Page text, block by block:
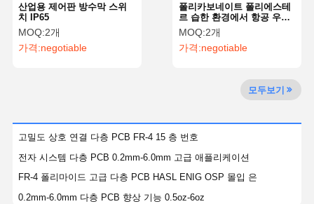
공장 투어 저희와 연락 뉴스
인용 을 요청
폴리카보네이트 폴리에스테
르 습한 환경에서 항공 우주
장비용 사용자 지정 망막 스
위치
MOQ:2개
가격:negotiable
산업용 제어판 방수막 스위
치 IP65
MOQ:2개
가격:negotiable
모두보기
고밀도 상호 연결 다층 PCB FR-4 15 층 번호
전자 시스템 다층 PCB 0.2mm-6.0mm 고급 애플리케이션
FR-4 폴리마이드 고급 다층 PCB HASL ENIG OSP 몰입 은
0.2mm-6.0mm 다층 PCB 향상 기능 0.5oz-6oz